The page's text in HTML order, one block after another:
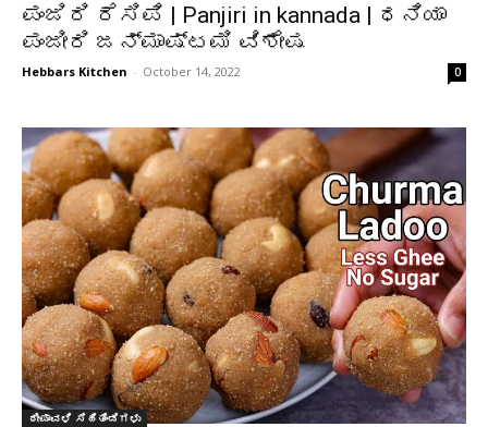
ಪಂಜಿರಿ ರೆಸಿಪಿ | Panjiri in kannada | ಧನಿಯಾ
ಪಂಜೀರಿ ಜನ್ಮಾಷ್ಟಮಿ ವಿಶೇಷ
Hebbars Kitchen - October 14, 2022 0
ದೀಪಾವಳಿ ಸಿಹಿತಿಂಡಿಗಳು